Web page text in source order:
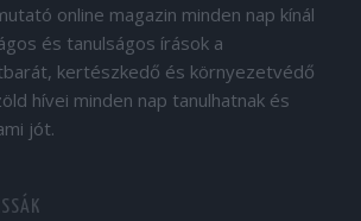
online magazin minden nap kínál
és tanulságos írások a
kertészkedő és környezetvédő
hívei minden nap tanulhatnak és
jót.